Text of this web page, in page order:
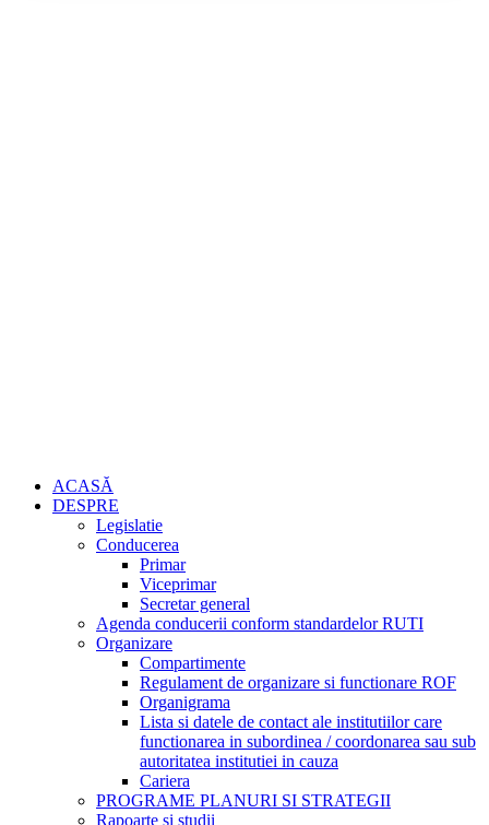
ACASĂ
DESPRE
Legislatie
Conducerea
Primar
Viceprimar
Secretar general
Agenda conducerii conform standardelor RUTI
Organizare
Compartimente
Regulament de organizare si functionare ROF
Organigrama
Lista si datele de contact ale institutiilor care
functionarea in subordinea / coordonarea sau sub
autoritatea institutiei in cauza
Cariera
PROGRAME PLANURI SI STRATEGII
Rapoarte si studii